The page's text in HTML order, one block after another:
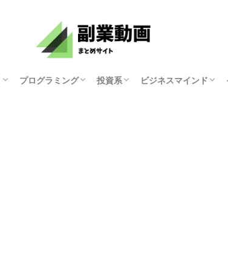
プログラミング 投資系 ビジネスマインド